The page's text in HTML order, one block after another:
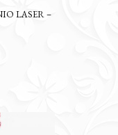
LASER –